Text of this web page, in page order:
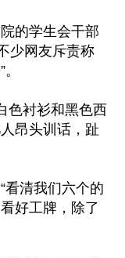
的学生会干部
少网友斥责称
色衬衫和黑色西
昂头训话，趾
看清我们六个的
好工牌，除了